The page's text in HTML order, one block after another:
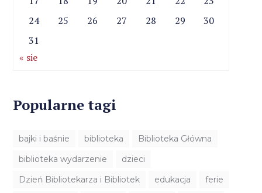
24
25 26 27 28 29
30
31
« sie
Popularne tagi
bajki i baśnie biblioteka
Biblioteka Główna
biblioteka wydarzenie
dzieci
Dzień Bibliotekarza i Bibliotek
edukacja
ferie